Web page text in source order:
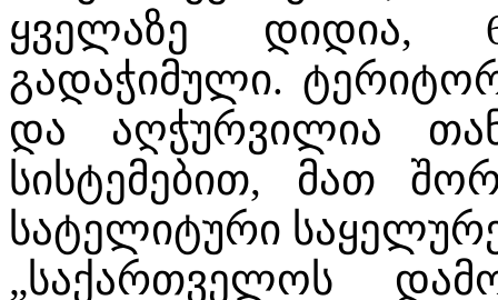
ყველაზე დიდია,
გადაჭიმული.
და აღჭურვილია
სისტემებით, მათ
სატელიტური
„საქართველოს